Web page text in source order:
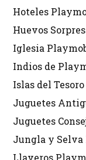
Hoteles
Huevos
Iglesia
Indios de
Islas del
Juguetes
Juguetes
Jungla y
Llaveros